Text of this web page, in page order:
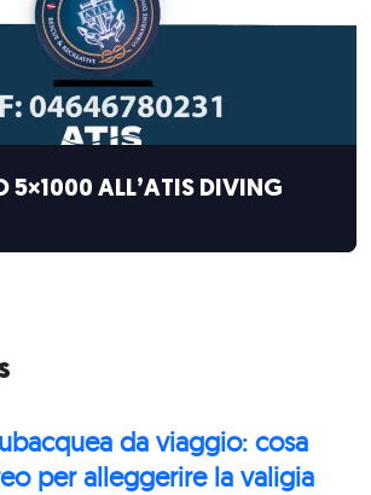
5×1000 ALL’ATIS DIVING
da viaggio: cosa
per alleggerire la valigia